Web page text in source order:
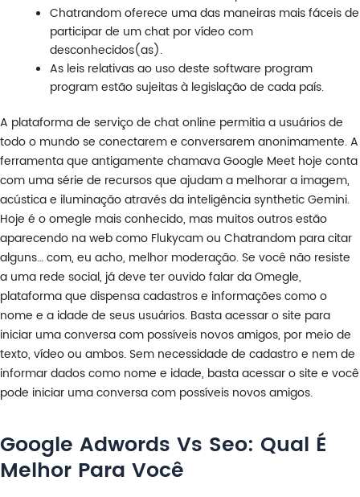
Chatrandom oferece uma das maneiras mais fáceis de
participar de um chat por vídeo com
desconhecidos(as).
As leis relativas ao uso deste software program
program estão sujeitas à legislação de cada país.
A plataforma de serviço de chat online permitia a usuários de
todo o mundo se conectarem e conversarem anonimamente. A
ferramenta que antigamente chamava Google Meet hoje conta
com uma série de recursos que ajudam a melhorar a imagem,
acústica e iluminação através da inteligência synthetic Gemini.
Hoje é o omegle mais conhecido, mas muitos outros estão
aparecendo na web como Flukycam ou Chatrandom para citar
alguns… com, eu acho, melhor moderação. Se você não resiste
a uma rede social, já deve ter ouvido falar da Omegle,
plataforma que dispensa cadastros e informações como o
nome e a idade de seus usuários. Basta acessar o site para
iniciar uma conversa com possíveis novos amigos, por meio de
texto, vídeo ou ambos. Sem necessidade de cadastro e nem de
informar dados como nome e idade, basta acessar o site e você
pode iniciar uma conversa com possíveis novos amigos.
Google Adwords Vs Seo: Qual É
Melhor Para Você